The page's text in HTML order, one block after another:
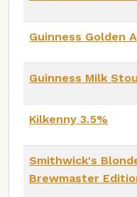
Guinness Golden
Guinness Milk
Kilkenny 3.5%
Smithwick's
Brewmaster